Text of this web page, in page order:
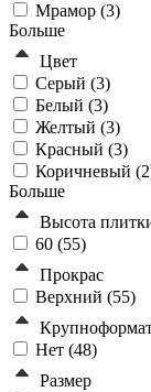
Мрамор (3)
Больше
Цвет
Серый (3)
Белый (3)
Желтый (3)
Красный (3)
Коричневый (2
Больше
Высота
60 (55)
Прокрас
Верхний (55)
Нет (48)
Размер